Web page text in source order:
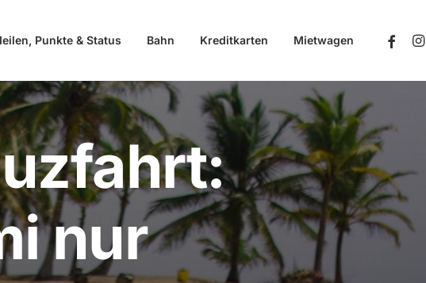
Punkte & Status Bahn Kreditkarten Mietwagen
nur